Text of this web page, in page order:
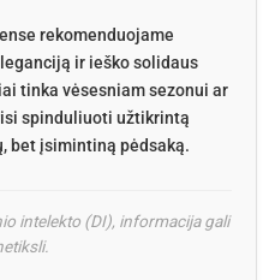
rekomenduojame
ir ieško solidaus
tinka vėsesniam sezonui ar
spinduliuoti užtikrintą
bet įsimintiną pėdsaką.
intelekto (DI), informacija gali